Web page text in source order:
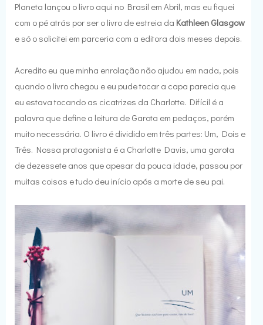
Planeta lançou o livro aqui no Brasil em Abril, mas eu fiquei
com o pé atrás por ser o livro de estreia da Kathleen Glasgow
e só o solicitei em parceria com a editora dois meses depois.
Acredito eu que minha enrolação não ajudou em nada, pois
quando o livro chegou e eu pude tocar a capa parecia que
eu estava tocando as cicatrizes da Charlotte. Difícil é a
palavra que define a leitura de Garota em pedaços, porém
muito necessária. O livro é dividido em três partes: Um, Dois e
Três. Nossa protagonista é a Charlotte Davis, uma garota
de dezessete anos que apesar da pouca idade, passou por
muitas coisas e tudo deu início após a morte de seu pai.